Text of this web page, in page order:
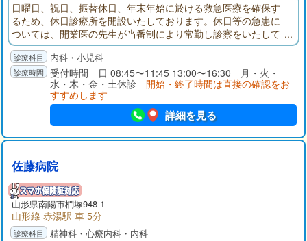
日曜日、祝日、振替休日、年末年始に於ける救急医療を確保す
るため、休日診療所を開設いたしております。休日等の急患に
ついては、開業医の先生が当番制により常勤し診察をいたして
おりますので、発熱、頭痛、腹痛、風邪などの症状の方はご来
院ください。内科・小児科
受付時間 日 08:45〜11:45 13:00〜16:30 月・火・
水・木・金・土休診 開始・終了時間は直接の確認をお
すすめします
詳細を見る
佐藤病院
山形県南陽市椚塚948-1
山形線 赤湯駅 車 5分
精神科・心療内科・内科